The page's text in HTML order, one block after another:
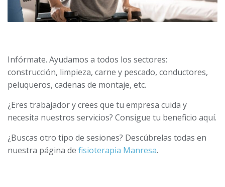
Infórmate. Ayudamos a todos los sectores:
construcción, limpieza, carne y pescado, conductores,
peluqueros, cadenas de montaje, etc.
¿Eres trabajador y crees que tu empresa cuida y
necesita nuestros servicios? Consigue tu beneficio aquí.
¿Buscas otro tipo de sesiones? Descúbrelas todas en
nuestra página de fisioterapia Manresa.